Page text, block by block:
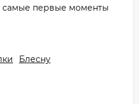
самые первые моменты
Блесну